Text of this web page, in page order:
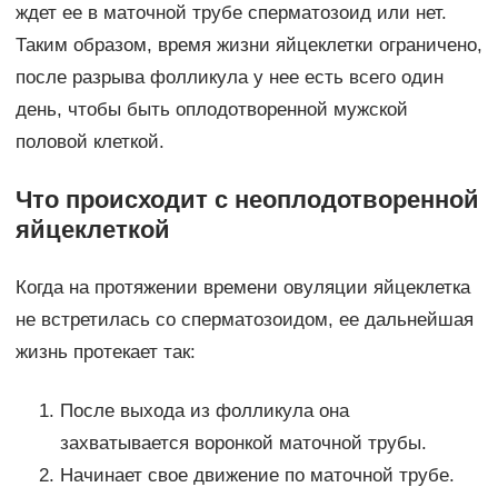
ждет ее в маточной трубе сперматозоид или нет.
Таким образом, время жизни яйцеклетки ограничено,
после разрыва фолликула у нее есть всего один
день, чтобы быть оплодотворенной мужской
половой клеткой.
Что происходит с неоплодотворенной
яйцеклеткой
Когда на протяжении времени овуляции яйцеклетка
не встретилась со сперматозоидом, ее дальнейшая
жизнь протекает так:
После выхода из фолликула она
захватывается воронкой маточной трубы.
Начинает свое движение по маточной трубе.